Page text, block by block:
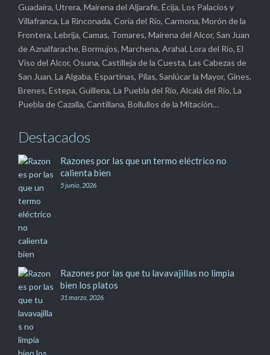
Guadaíra, Utrera, Mairena del Aljarafe, Écija, Los Palacios y
Villafranca, La Rinconada, Coria del Río, Carmona, Morón de la
Frontera, Lebrija, Camas, Tomares, Mairena del Alcor, San Juan
de Aznalfarache, Bormujos, Marchena, Arahal, Lora del Río, El
Viso del Alcor, Osuna, Castilleja de la Cuesta, Las Cabezas de
San Juan, La Algaba, Espartinas, Pilas, Sanlúcar la Mayor, Gines,
Brenes, Estepa, Guillena, La Puebla del Río, Alcalá del Río, La
Puebla de Cazalla, Cantillana, Bollullos de la Mitación…
Destacados
Razones por las que un termo eléctrico no
calienta bien
5 junio, 2026
Razones por las que tu lavavajillas no limpia
bien los platos
31 marzo, 2026